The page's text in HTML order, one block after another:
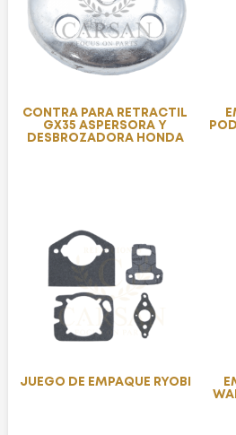
CONTRA PARA RETRACTIL
GX35 ASPERSORA Y
DESBROZADORA HONDA
JUEGO DE EMPAQUE RYOBI